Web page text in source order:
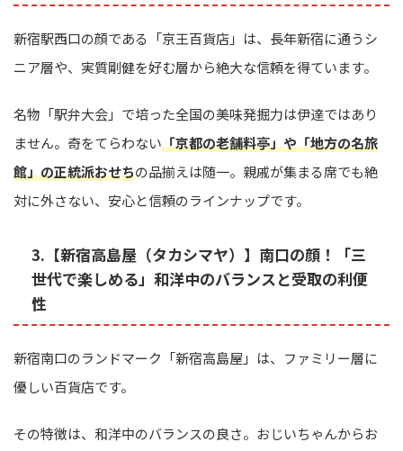
新宿駅西口の顔である「京王百貨店」は、長年新宿に通うシ
ニア層や、実質剛健を好む層から絶大な信頼を得ています。
名物「駅弁大会」で培った全国の美味発掘力は伊達ではあり
ません。奇をてらわない「京都の老舗料亭」や「地方の名旅
館」の正統派おせちの品揃えは随一。親戚が集まる席でも絶
対に外さない、安心と信頼のラインナップです。
3.【新宿高島屋（タカシマヤ）】南口の顔！「三
世代で楽しめる」和洋中のバランスと受取の利便
性
新宿南口のランドマーク「新宿高島屋」は、ファミリー層に
優しい百貨店です。
その特徴は、和洋中のバランスの良さ。おじいちゃんからお